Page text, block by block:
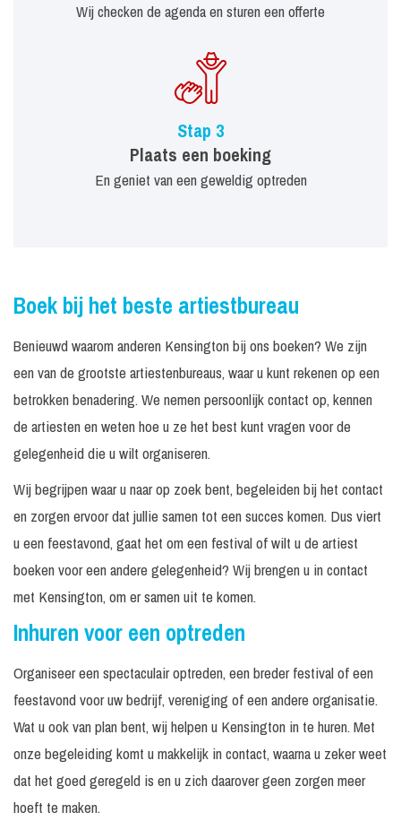
Wij checken de agenda en sturen een offerte
Stap 3
Plaats een boeking
En geniet van een geweldig optreden
Boek bij het beste artiestbureau
Benieuwd waarom anderen Kensington bij ons boeken? We zijn
een van de grootste artiestenbureaus, waar u kunt rekenen op een
betrokken benadering. We nemen persoonlijk contact op, kennen
de artiesten en weten hoe u ze het best kunt vragen voor de
gelegenheid die u wilt organiseren.
Wij begrijpen waar u naar op zoek bent, begeleiden bij het contact
en zorgen ervoor dat jullie samen tot een succes komen. Dus viert
u een feestavond, gaat het om een festival of wilt u de artiest
boeken voor een andere gelegenheid? Wij brengen u in contact
met Kensington, om er samen uit te komen.
Inhuren voor een optreden
Organiseer een spectaculair optreden, een breder festival of een
feestavond voor uw bedrijf, vereniging of een andere organisatie.
Wat u ook van plan bent, wij helpen u Kensington in te huren. Met
onze begeleiding komt u makkelijk in contact, waarna u zeker weet
dat het goed geregeld is en u zich daarover geen zorgen meer
hoeft te maken.